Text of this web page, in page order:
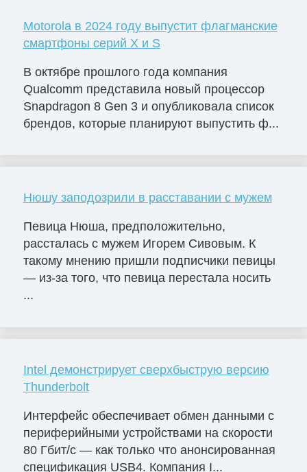
Motorola в 2024 году выпустит флагманские
смартфоны серий X и S
В октябре прошлого года компания
Qualcomm представила новый процессор
Snapdragon 8 Gen 3 и опубликовала список
брендов, которые планируют выпустить ф...
Нюшу заподозрили в расставании с мужем
Певица Нюша, предположительно,
рассталась с мужем Игорем Сивовым. К
такому мнению пришли подписчики певицы
— из-за того, что певица перестала носить
...
Intel демонстрирует сверхбыструю версию
Thunderbolt
Интерфейс обеспечивает обмен данными с
периферийными устройствами на скорости
80 Гбит/с — как только что анонсированная
спецификация USB4. Компания I...